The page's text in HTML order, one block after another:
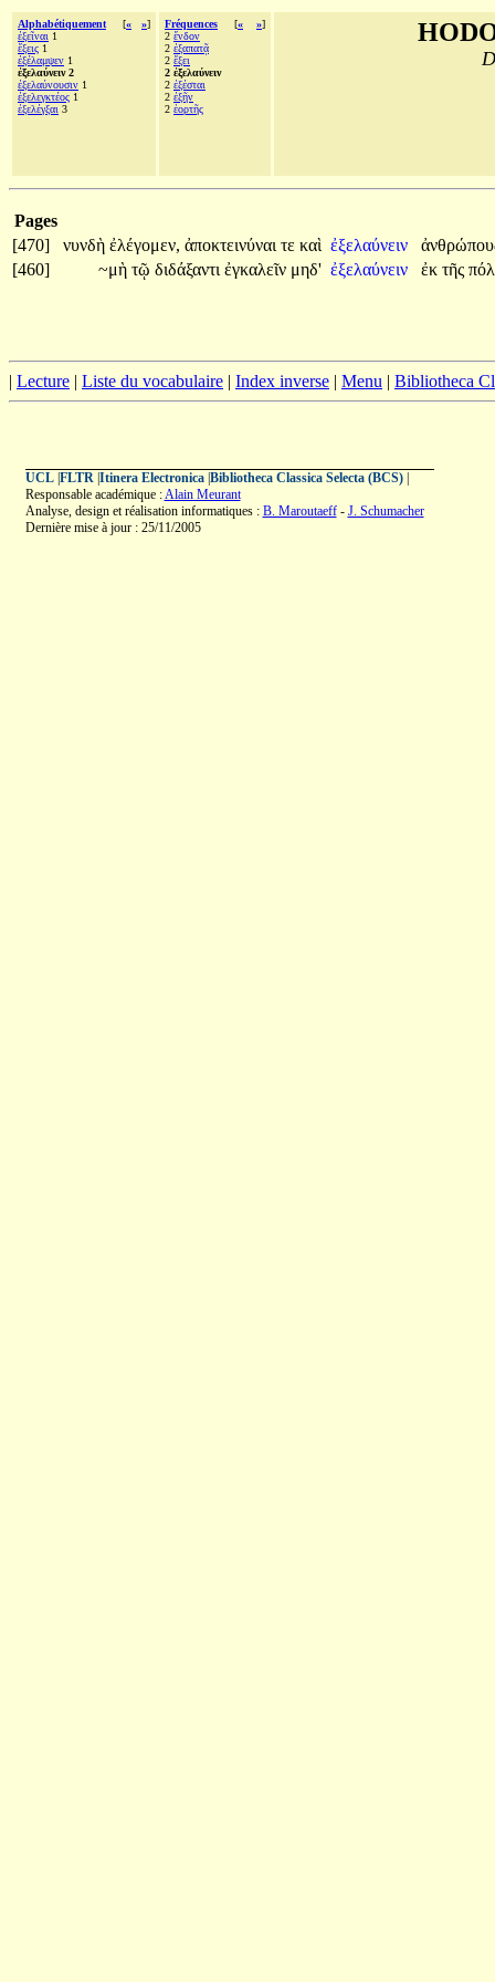
Alphabétiquement [« »]
ἐξεῖναι 1
ἕξεις 1
ἐξέλαμψεν 1
ἐξελαύνειν 2
ἐξελαύνουσιν 1
ἐξελεγκτέος 1
ἐξελέγξαι 3
Fréquences [« »]
2 ἔνδον
2 ἐξαπατᾷ
2 ἕξει
2 ἐξελαύνειν
2 ἐξέσται
2 ἐξῆν
2 ἑορτῆς
Pages
[470]
νυνδὴ ἐλέγομεν, ἀποκτεινύναι τε καὶ ἐξελαύνειν
[460]
~μὴ τῷ διδάξαντι ἐγκαλεῖν μηδ' ἐξελαύνειν ἐκ τῆς
| Lecture | Liste du vocabulaire | Index inverse | Menu | Bibliotheca
UCL| FLTR| Itinera Electronica| Bibliotheca Classica Selecta (BCS)|
Responsable académique :Alain Meurant
Analyse, design et réalisation informatiques : B. Maroutaeff- J. Schumacher
Dernière mise à jour : 25/11/2005